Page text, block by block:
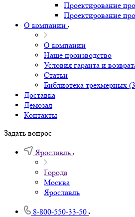
Проектирование
Проектирование
О компании
О компании
Наше производство
Условия гаранта и
Статьи
Библиотека трехмерных
Доставка
Демозал
Контакты
Задать вопрос
Ярославль
Города
Москва
Ярославль
8-800-550-33-50